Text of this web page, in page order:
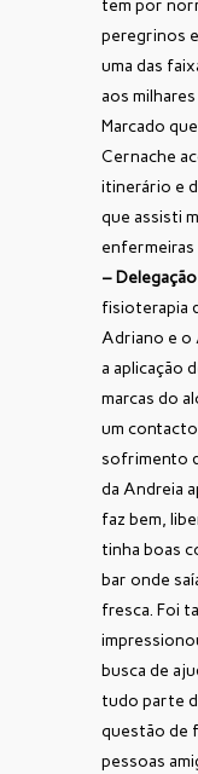
tem por
peregrinos
uma das
aos
Marcado
Cernache
itinerário e
que assisti
enfermeiras
–
fisioterapia
Adriano e o
a aplicação
marcas do
um
sofrimento
da Andreia
faz bem,
tinha boas
bar onde
fresca. Foi
busca de
tudo parte
questão de
pessoas